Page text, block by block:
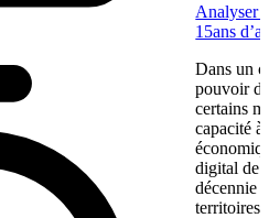
Analyser
15ans
Dans un
pouvoir
certains
capacité
digital de
décennie